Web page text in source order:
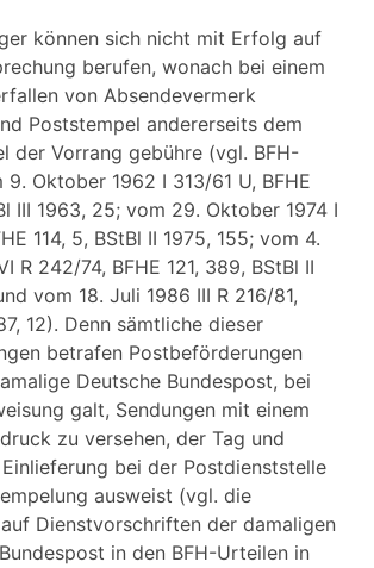
können sich nicht mit Erfolg auf
berufen, wonach bei einem
von Absendevermerk
Poststempel andererseits dem
der Vorrang gebühre (vgl. BFH-
Oktober 1962 I 313/61 U, BFHE
III 1963, 25; vom 29. Oktober 1974 I
114, 5, BStBl II 1975, 155; vom 4.
R 242/74, BFHE 121, 389, BStBl II
vom 18. Juli 1986 III R 216/81,
12). Denn sämtliche dieser
betrafen Postbeförderungen
Deutsche Bundespost, bei
galt, Sendungen mit einem
zu versehen, der Tag und
bei der Postdienststelle
ausweist (vgl. die
Dienstvorschriften der damaligen
in den BFH-Urteilen in